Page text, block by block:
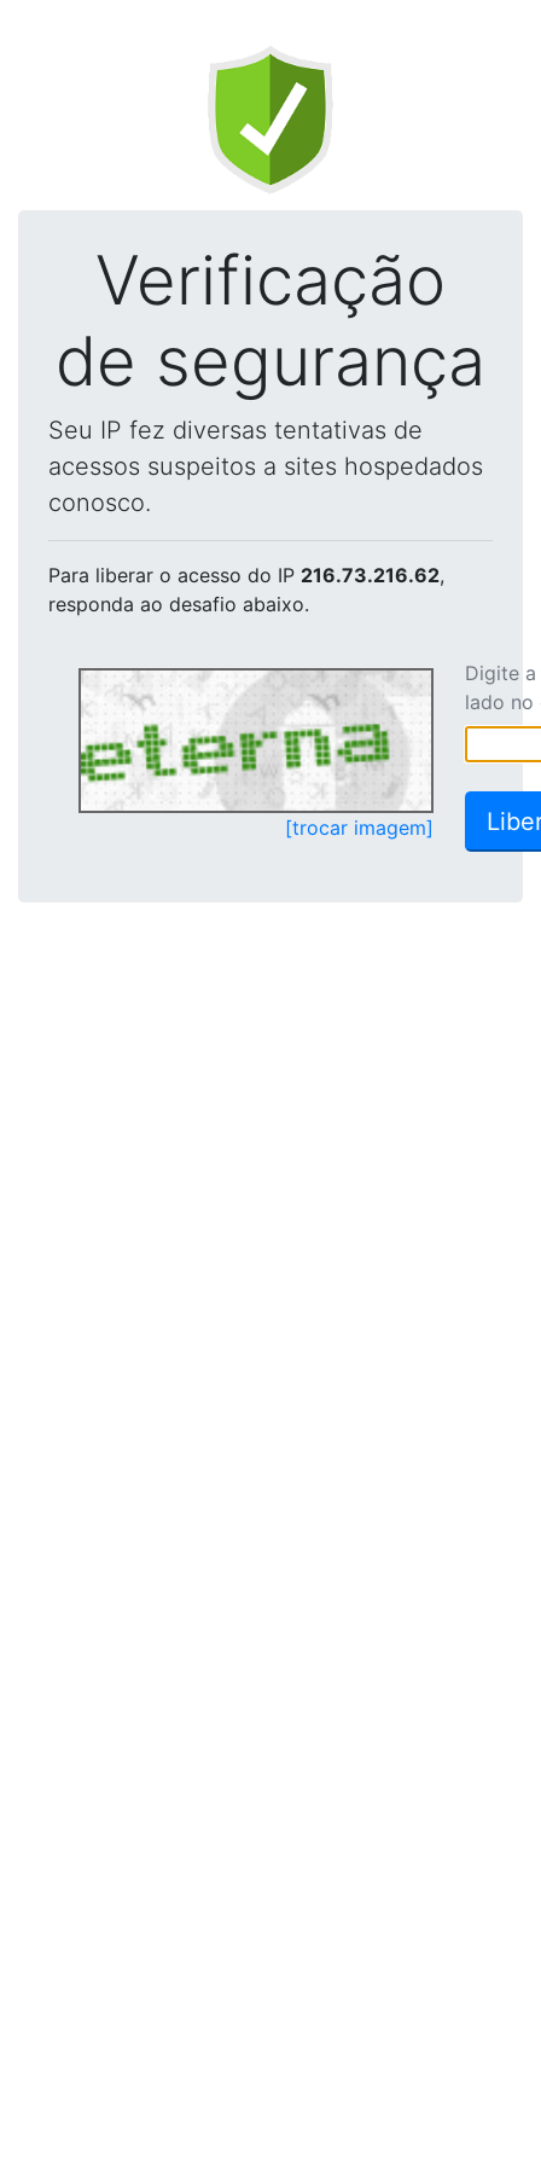
Verificação
de segurança
Seu IP fez diversas tentativas de
acessos suspeitos a sites hospedados
conosco.
Para liberar o acesso do IP 216.73.216.62,
responda ao desafio abaixo.
[trocar imagem]
Digite
lado no